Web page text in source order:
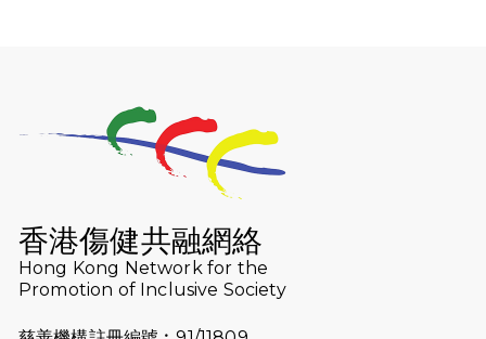
2025-09-08 渣打香港馬拉松2026 慈善計劃
Lockton Fearless Dragon Trail
Run 2025
2025-08-07 諾德 x 猛龍慈善共融音樂夜2025
香港傷健共融網絡
Hong Kong Network for the
Promotion of Inclusive Society